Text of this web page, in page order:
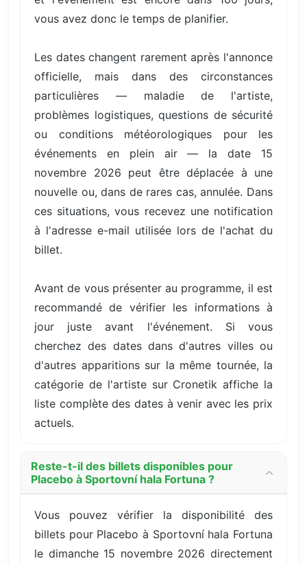
vous avez donc le temps de planifier.
Les dates changent rarement après l'annonce
officielle, mais dans des circonstances
particulières — maladie de l'artiste,
problèmes logistiques, questions de sécurité
ou conditions météorologiques pour les
événements en plein air — la date 15
novembre 2026 peut être déplacée à une
nouvelle ou, dans de rares cas, annulée. Dans
ces situations, vous recevez une notification
à l'adresse e-mail utilisée lors de l'achat du
billet.
Avant de vous présenter au programme, il est
recommandé de vérifier les informations à
jour juste avant l'événement. Si vous
cherchez des dates dans d'autres villes ou
d'autres apparitions sur la même tournée, la
catégorie de l'artiste sur Cronetik affiche la
liste complète des dates à venir avec les prix
actuels.
Reste-t-il des billets disponibles pour
Placebo à Sportovní hala Fortuna ?
Vous pouvez vérifier la disponibilité des
billets pour Placebo à Sportovní hala Fortuna
le dimanche 15 novembre 2026 directement